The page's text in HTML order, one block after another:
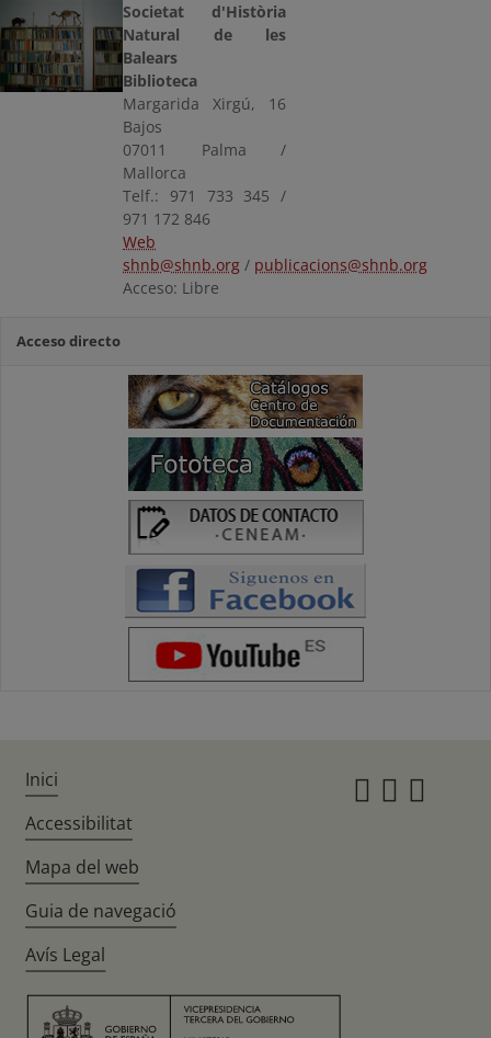
Societat d'Història
Natural de les
Balears
Biblioteca
Margarida Xirgú, 16
Bajos
07011 Palma /
Mallorca
Telf.: 971 733 345 /
971 172 846
Web
shnb@shnb.org / publicacions@shnb.org
Acceso: Libre
Acceso directo
Inici
Accessibilitat
Mapa del web
Guia de navegació
Avís Legal